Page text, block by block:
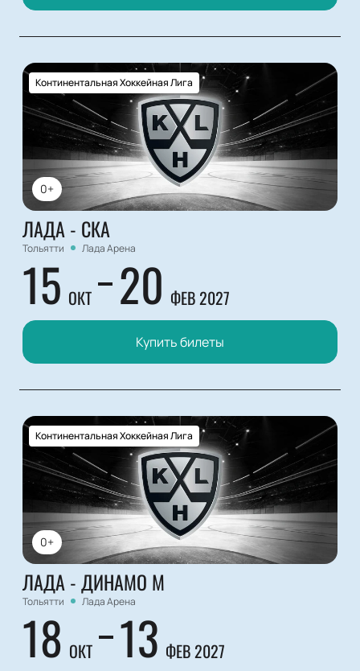
0+
Континентальная Хоккейная Лига
ЛАДА - СКА
Тольятти Лада Арена
15 ОКТ 20 ФЕВ 2027
Купить билеты
0+
Континентальная Хоккейная Лига
ЛАДА - ДИНАМО М
Тольятти Лада Арена
18 ОКТ 13 ФЕВ 2027